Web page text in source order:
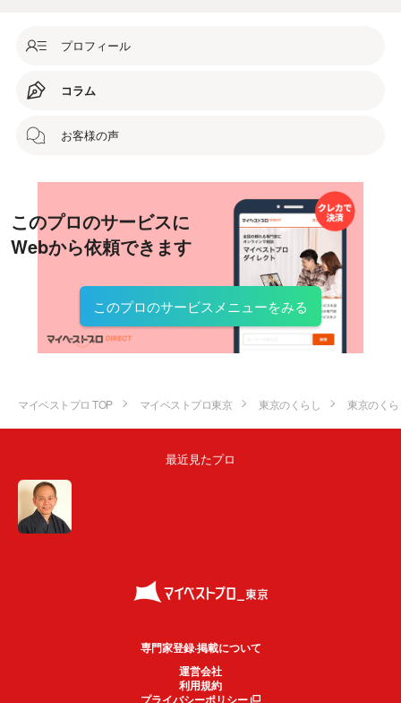
プロフィール
コラム
お客様の声
このプロのサービスに
Webから依頼できます
このプロのサービスメニューをみる
マイベストプロ TOP マイベストプロ東京 東京のくらし 東京のく
最近見たプロ
専門家登録·掲載について
運営会社
利用規約
プライバシーポリシー